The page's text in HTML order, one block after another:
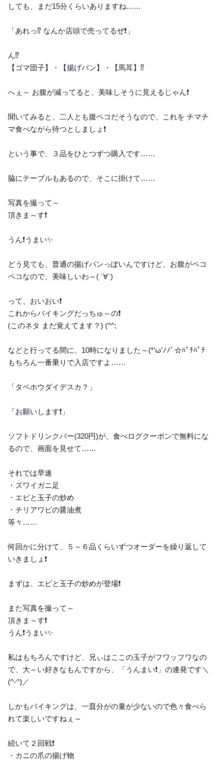
しても、まだ15分くらいありますね……
「あれっ⁉️ なんか店頭で売ってるぜ❗️」
ん⁉️
【ゴマ団子】・【揚げパン】・【馬耳】⁉️
へぇ～ お腹が減ってると、美味しそうに見えるじゃん❗️
聞いてみると、二人とも腹ペコだそうなので、これを チマチ
マ食べながら待つとしましょ❗️
という事で、３品をひとつずつ購入です……
脇にテーブルもあるので、そこに掛けて……
写真を撮って～
頂きま～す❗️
うん❗️うまい✨
どう見ても、普通の揚げパンっぽいんですけど、お腹がペコ
ペコなので、美味しいわ～( ´∀`)
って、おいおい❗️
これからバイキングだっちゅ～の❗️
(このネタ まだ覚えてます？) (^^;
などと行ってる間に、10時になりました～(*’ω’ﾉﾉﾞ☆ﾊﾟﾁﾊﾟﾁ
もちろん一番乗りで入店ですよ……
「タベホウダイデスカ？」
「お願いします❗️」
ソフトドリンクバー(320円)が、食べログクーポンで無料にな
るので、画面を見せて……
それでは早速
・ズワイガニ足
・エビと玉子の炒め
・チリアワビの醤油煮
等々……
何回かに分けて、５～６品くらいずつオーダーを繰り返して
いきましょ❗️
まずは、エビと玉子の炒めが登場❗️
また写真を撮って～
頂きま～す❗️
うん❗️うまい✨
私はもちろんですけど、兄ぃはここの玉子がフワッフワなの
で、大～い好きなもんですから、「うんまい❗️」の連発です＼
(^-^)／
しかもバイキングは、一皿分がの量が少ないので色々食べら
れて楽しいですねぇ～
続いて２回戦❗️
・カニの爪の揚げ物